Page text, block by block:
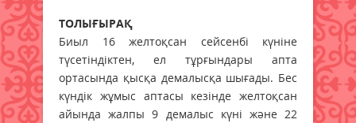
ТОЛЫҒЫРАҚ
Биыл 16 желтоқсан сейсенбі күніне
түсетіндіктен, ел тұрғындары апта
ортасында қысқа демалысқа шығады. Бес
күндік жұмыс аптасы кезінде желтоқсан
айында жалпы 9 демалыс күні және 22